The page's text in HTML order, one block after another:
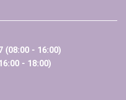
(08:00 - 16:00)
- 18:00)